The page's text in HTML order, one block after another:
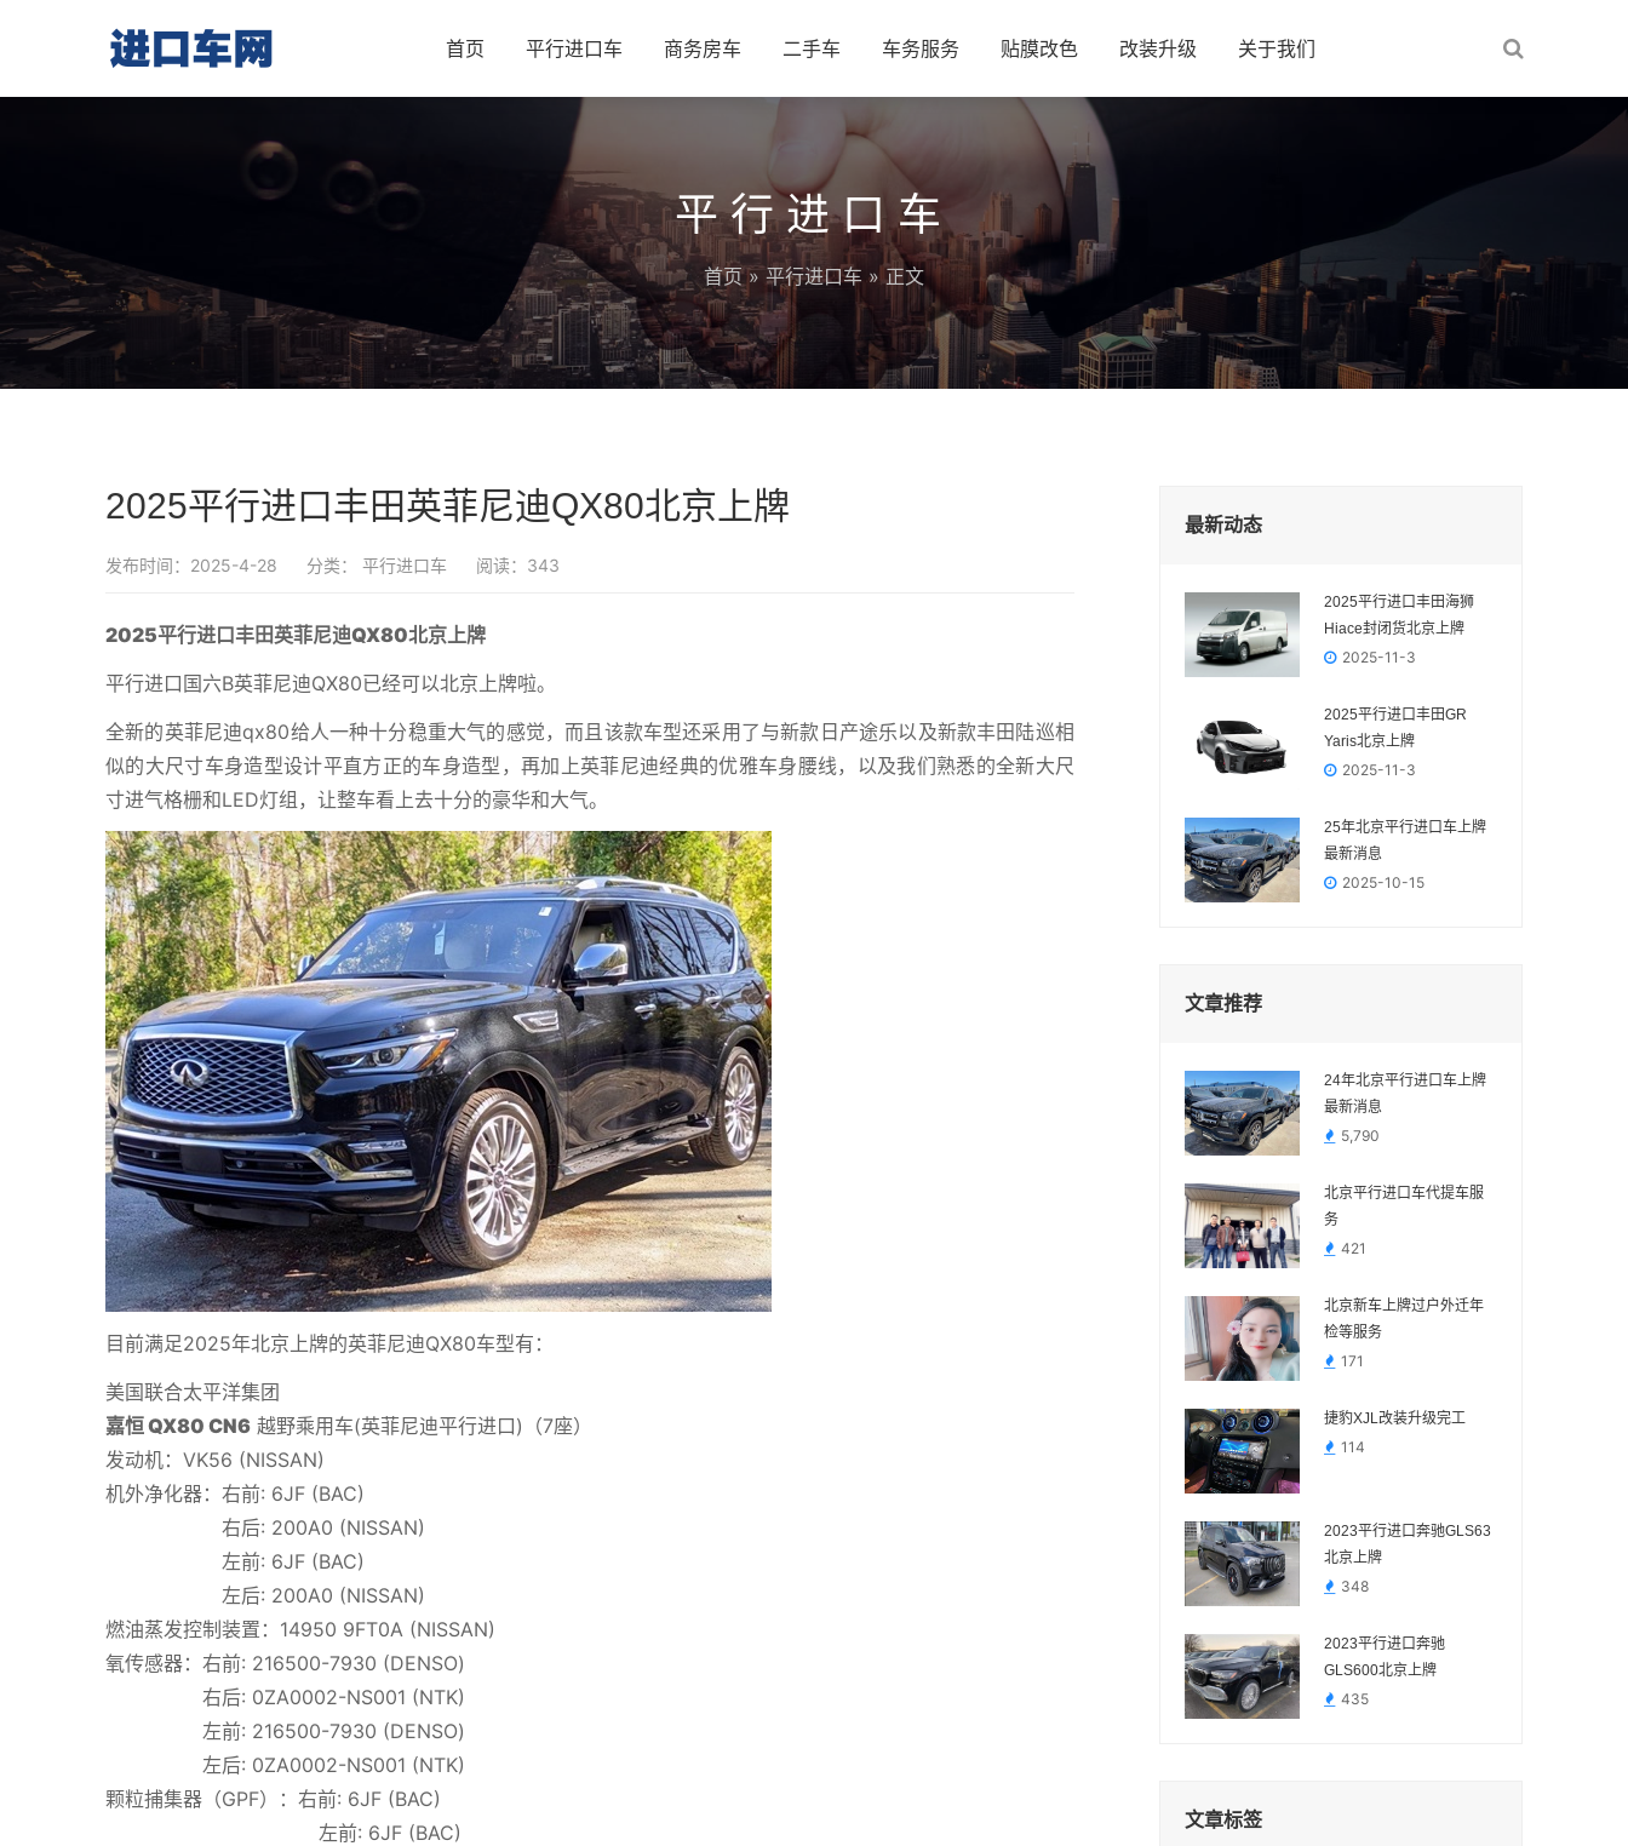
首页 平行进口车 商务房车 二手车 车务服务 贴膜改色 改装升级 关于我们
平行进口车
首页 »平行进口车 » 正文
2025平行进口丰田英菲尼迪QX80北京上牌
发布时间：2025-4-28 分类： 平行进口车 阅读：343
2025平行进口丰田英菲尼迪QX80北京上牌
平行进口国六B英菲尼迪QX80已经可以北京上牌啦。
全新的英菲尼迪qx80给人一种十分稳重大气的感觉，而且该款车型还采用了与新款日产途乐以及新款丰田陆巡相
似的大尺寸车身造型设计平直方正的车身造型，再加上英菲尼迪经典的优雅车身腰线，以及我们熟悉的全新大尺
寸进气格栅和LED灯组，让整车看上去十分的豪华和大气。
目前满足2025年北京上牌的英菲尼迪QX80车型有：
美国联合太平洋集团
嘉恒 QX80 CN6 越野乘用车(英菲尼迪平行进口)（7座）
发动机：VK56 (NISSAN)
机外净化器：右前: 6JF (BAC)
右后: 200A0 (NISSAN)
左前: 6JF (BAC)
左后: 200A0 (NISSAN)
燃油蒸发控制装置：14950 9FT0A (NISSAN)
氧传感器：右前: 216500-7930 (DENSO)
右后: 0ZA0002-NS001 (NTK)
左前: 216500-7930 (DENSO)
左后: 0ZA0002-NS001 (NTK)
颗粒捕集器（GPF）：右前: 6JF (BAC)
左前: 6JF (BAC)
最新动态
2025平行进口丰田海狮
Hiace封闭货北京上牌
2025-11-3
2025平行进口丰田GR
Yaris‌北京上牌
2025-11-3
25年北京平行进口车上牌
最新消息
2025-10-15
文章推荐
24年北京平行进口车上牌
最新消息
5,790
北京平行进口车代提车服
务
421
北京新车上牌过户外迁年
检等服务
171
捷豹XJL改装升级完工
114
2023平行进口奔驰GLS63
北京上牌
348
2023平行进口奔驰
GLS600北京上牌
435
文章标签